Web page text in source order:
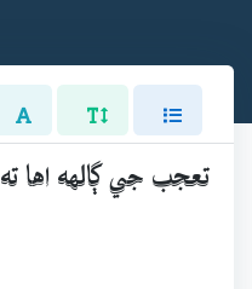
تعجب جي ڳالهه اها